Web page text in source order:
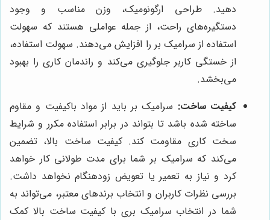
دهید. طراحی ارگونومیک، وزن مناسب و وجود
دستگیره‌های راحت، از جمله عواملی هستند که سهولت
استفاده از سرامیک بر را افزایش می‌دهند. سهولت استفاده،
از خستگی کاربر جلوگیری می‌کند و راندمان کاری را بهبود
می‌بخشد.
کیفیت ساخت: سرامیک بر باید از مواد باکیفیت و مقاوم
ساخته شده باشد تا بتواند در برابر استفاده مکرر و شرایط
سخت کاری مقاومت کند. کیفیت ساخت بالا، تضمین
می‌کند که سرامیک بر شما برای مدت طولانی کار خواهد
کرد و نیاز به تعمیر یا تعویض زودهنگام نخواهد داشت.
بررسی نظرات کاربران و انتخاب برندهای معتبر، می‌تواند به
شما در انتخاب سرامیک بری با کیفیت ساخت بالا کمک